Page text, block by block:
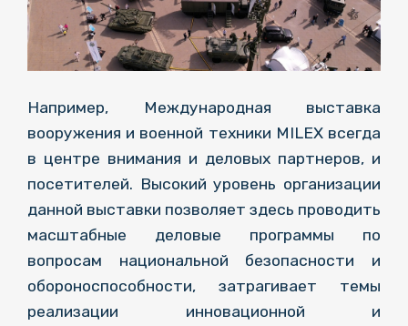
Например, Международная выставка
вооружения и военной техники MILEX всегда
в центре внимания и деловых партнеров, и
посетителей. Высокий уровень организации
данной выставки позволяет здесь проводить
масштабные деловые программы по
вопросам национальной безопасности и
обороноспособности, затрагивает темы
реализации инновационной и